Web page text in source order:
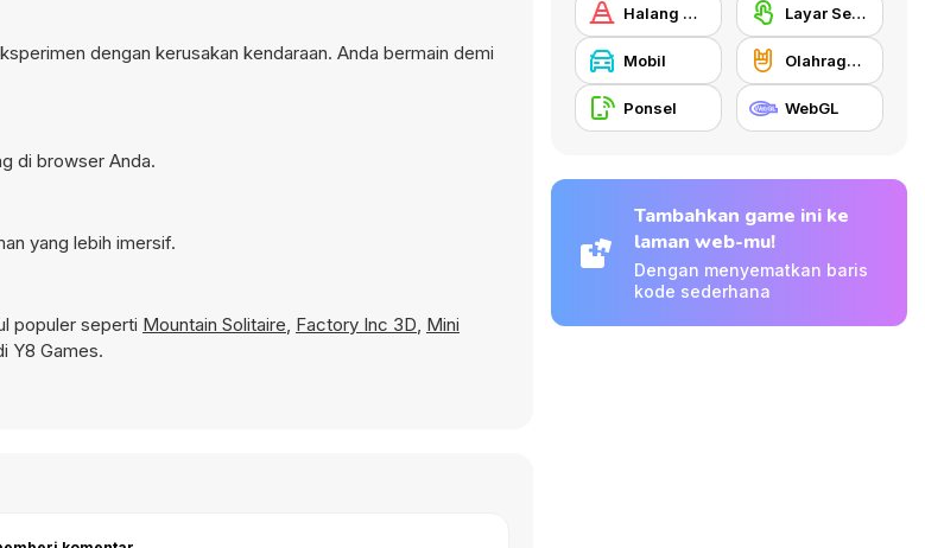
dengan kerusakan kendaraan. Anda bermain demi
di browser Anda.
yang lebih imersif.
populer seperti Mountain Solitaire, Factory Inc 3D, Mini
Y8 Games.
Halang Rintang Layar Sentuh
Mobil Olahraga ekstrim
Ponsel WebGL
Tambahkan game ini ke
laman web-mu!
Dengan menyematkan baris
kode sederhana